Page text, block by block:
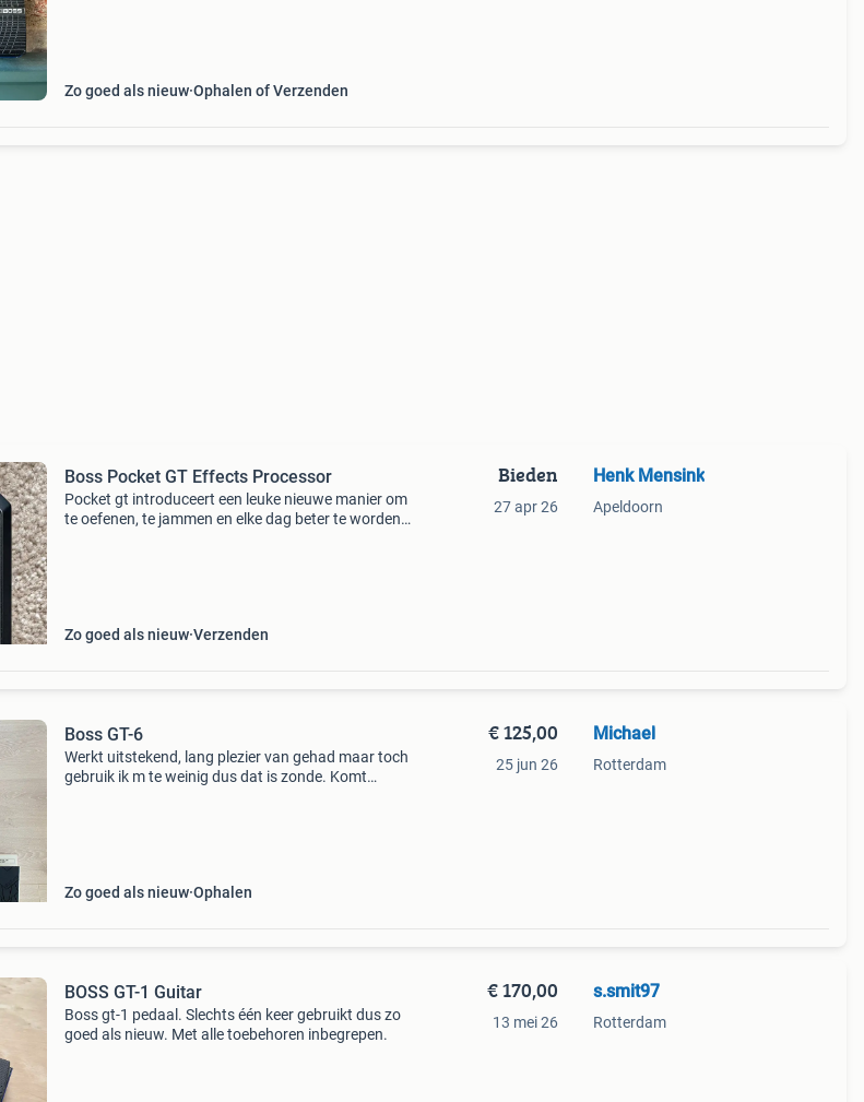
Zo goed als nieuw Ophalen of Verzenden
Boss Pocket GT Effects Processor
Pocket gt introduceert een leuke nieuwe manier om
te oefenen, te jammen en elke dag beter te worden.
Zo goed als nieuw Verzenden
Bieden
27 apr 26
Henk Mensink
Apeldoorn
Boss GT-6
Werkt uitstekend, lang plezier van gehad maar toch
gebruik ik m te weinig dus dat is zonde. Komt
Zo goed als nieuw Ophalen
€ 125,00
25 jun 26
Michael
Rotterdam
BOSS GT-1 Guitar
Boss gt-1 pedaal. Slechts één keer gebruikt dus zo
goed als nieuw. Met alle toebehoren inbegrepen.
€ 170,00
13 mei 26
s.smit97
Rotterdam